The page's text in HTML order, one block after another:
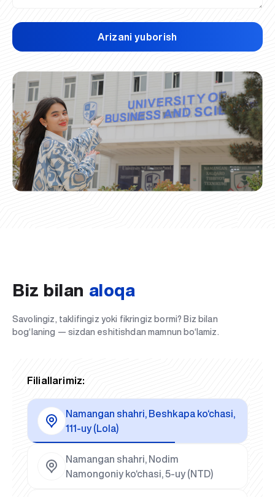
Arizani yuborish
Biz bilan aloqa
Savolingiz, taklifingiz yoki fikringiz bormi? Biz bilan
bog‘laning — sizdan eshitishdan mamnun bo‘lamiz.
Filiallarimiz:
Namangan shahri, Beshkapa ko‘chasi,
111-uy (Lola)
Namangan shahri, Nodim
Namongoniy ko‘chasi, 5-uy (NTD)